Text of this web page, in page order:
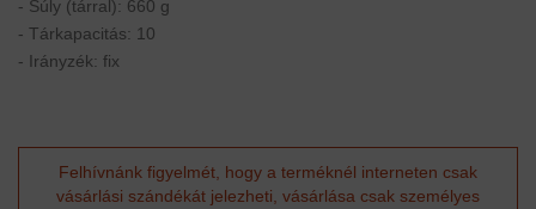
- Súly (tárral): 660 g
- Tárkapacitás: 10
- Irányzék: fix
Felhívnánk figyelmét, hogy a terméknél interneten csak
vásárlási szándékát jelezheti, vásárlása csak személyes